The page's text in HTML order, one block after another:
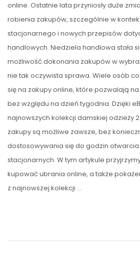
online. Ostatnie lata przyniosły duże
robienia zakupów, szczególnie w
stacjonarnego i nowych przepisów
handlowych. Niedziela handlowa stała
możliwość dokonania zakupów w
nie tak oczywista sprawa. Wiele osób
się na zakupy online, które pozwalają
bez względu na dzień tygodnia. Dzięki
najnowszych kolekcji damskiej odzieży
zakupy są możliwe zawsze, bez
dostosowywania się do godzin
stacjonarnych. W tym artykule
kupować ubrania online, a także
z najnowszej kolekcji …